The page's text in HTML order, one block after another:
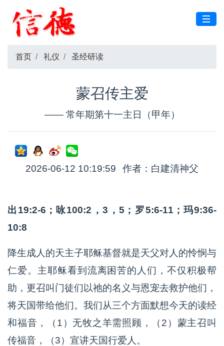
首页 礼仪 圣经研读
蒙召传主爱
—— 常年期第十一主日（甲年）
2026-06-12 10:19:59 作者：白建清神父
出19:2-6；咏100:2，3，5；罗5:6-11；玛9:36-
10:8
降生成人的天主子耶稣基督就是天父对人的怜悯与
仁爱。主耶稣看到流离困苦的人们，不仅积极帮
助，更召叫门徒们以祂的名义与恩宠去救护他们，
将天国带给他们。我们从三个方面默想今天的读经
和福音，（1）无牧之羊需照顾，（2）蒙主召叫
传福音，（3）宣讲天国行爱人。